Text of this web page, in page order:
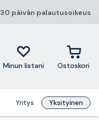
30 päivän palautusoikeus
Minun listani Ostoskori
Yritys Yksityinen